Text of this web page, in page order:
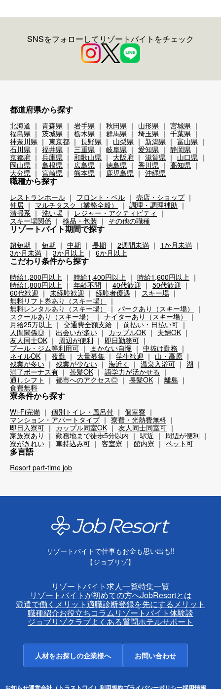
SNSをフォローしてリゾートバイトをチェック
都道府県から探す
北海道 青森県 岩手県 秋田県 山形県
宮城県
福島県
茨城県 栃木県 群馬県 埼玉県
千葉県
神奈川県
東京都 長野県 山梨県 新潟県
富山県
石川県
福井県 三重県 岐阜県 愛知県
静岡県
京都府
兵庫県 和歌山県 大阪府 滋賀県
山口県
岡山県
島根県 広島県 徳島県 香川県
高知県
大分県
宮崎県 熊本県 鹿児島県 沖縄県
職種から探す
レストランホール フロント・ベル
売店・ショップ
仲居
マルチタスク（業務全般）
調理・調理補助
清掃系
洗い場
レジャー・アクティビティ
スキー場関係
検品・包装 その他の職種
リゾートバイト期間で探す
超短期 短期 中期 長期 2週間未満
1か月未満
3か月未満
3か月以上 6か月以上
こだわり条件から探す
時給1,200円以上 時給1,400円以上
時給1,600円以上
時給1,800円以上
年齢不問 40代歓迎
50代歓迎
60代歓迎
未経験歓迎 経験者優遇
スキー場
無料リフト券あり（スキー場）
無料レンタルあり（スキー場）
パークあり（スキー場）
スクールあり（スキー場）
ナイターあり（スキー場）
月給25万以上
交通費全額支給
前払い・日払い可
人間関係◎
出会いが多い カップルOK
夫婦OK
友人同士OK
周辺が便利
即日勤務可
プール・ジム等利用可
まかない自慢
中抜け勤務
ネイルOK
夜勤 大量募集 学生歓迎
山・高原
残業が多い
残業が少ない 海近く 温泉入浴可
湖
満了ボーナス有
茶髪OK
語学力が活かせる
通しシフト
都市へのアクセス◎ 長髪OK
離島
食費無料
寮条件から探す
Wi-Fi完備 個別トイレ・風呂付
個室寮
マンション・アパートタイプ
寮費・光熱費無料
即日入寮可
カップル同室OK
友人同士同室可
家族寮あり
勤務地まで徒歩5分以内 駅近
周辺が便利
寮がきれい
車持込み可 客室寮 館内寮 ペット可
多言語
Resort part-time job
リゾートバイトで仕事もお金も思い出も!!
【ジョブリゾ】
リゾートバイト求人一覧特集一覧
リゾートバイトが初めての方へJobResortとは
派遣で働くメリット適職診断登録を先にするメリット
職種紹介お役立ちコラムリゾートバイト体験談
ジョブリゾクラブよくある質問ホテルサポート
人材をお探しの企業様へ お問い合わせ